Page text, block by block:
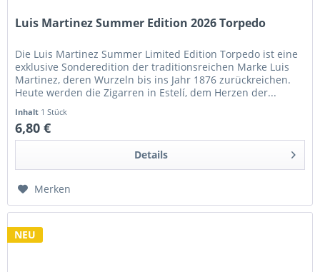
Luis Martinez Summer Edition 2026 Torpedo
Die Luis Martinez Summer Limited Edition Torpedo ist eine
exklusive Sonderedition der traditionsreichen Marke Luis
Martinez, deren Wurzeln bis ins Jahr 1876 zurückreichen.
Heute werden die Zigarren in Estelí, dem Herzen der...
Inhalt 1 Stück
6,80 €
Details
Merken
NEU